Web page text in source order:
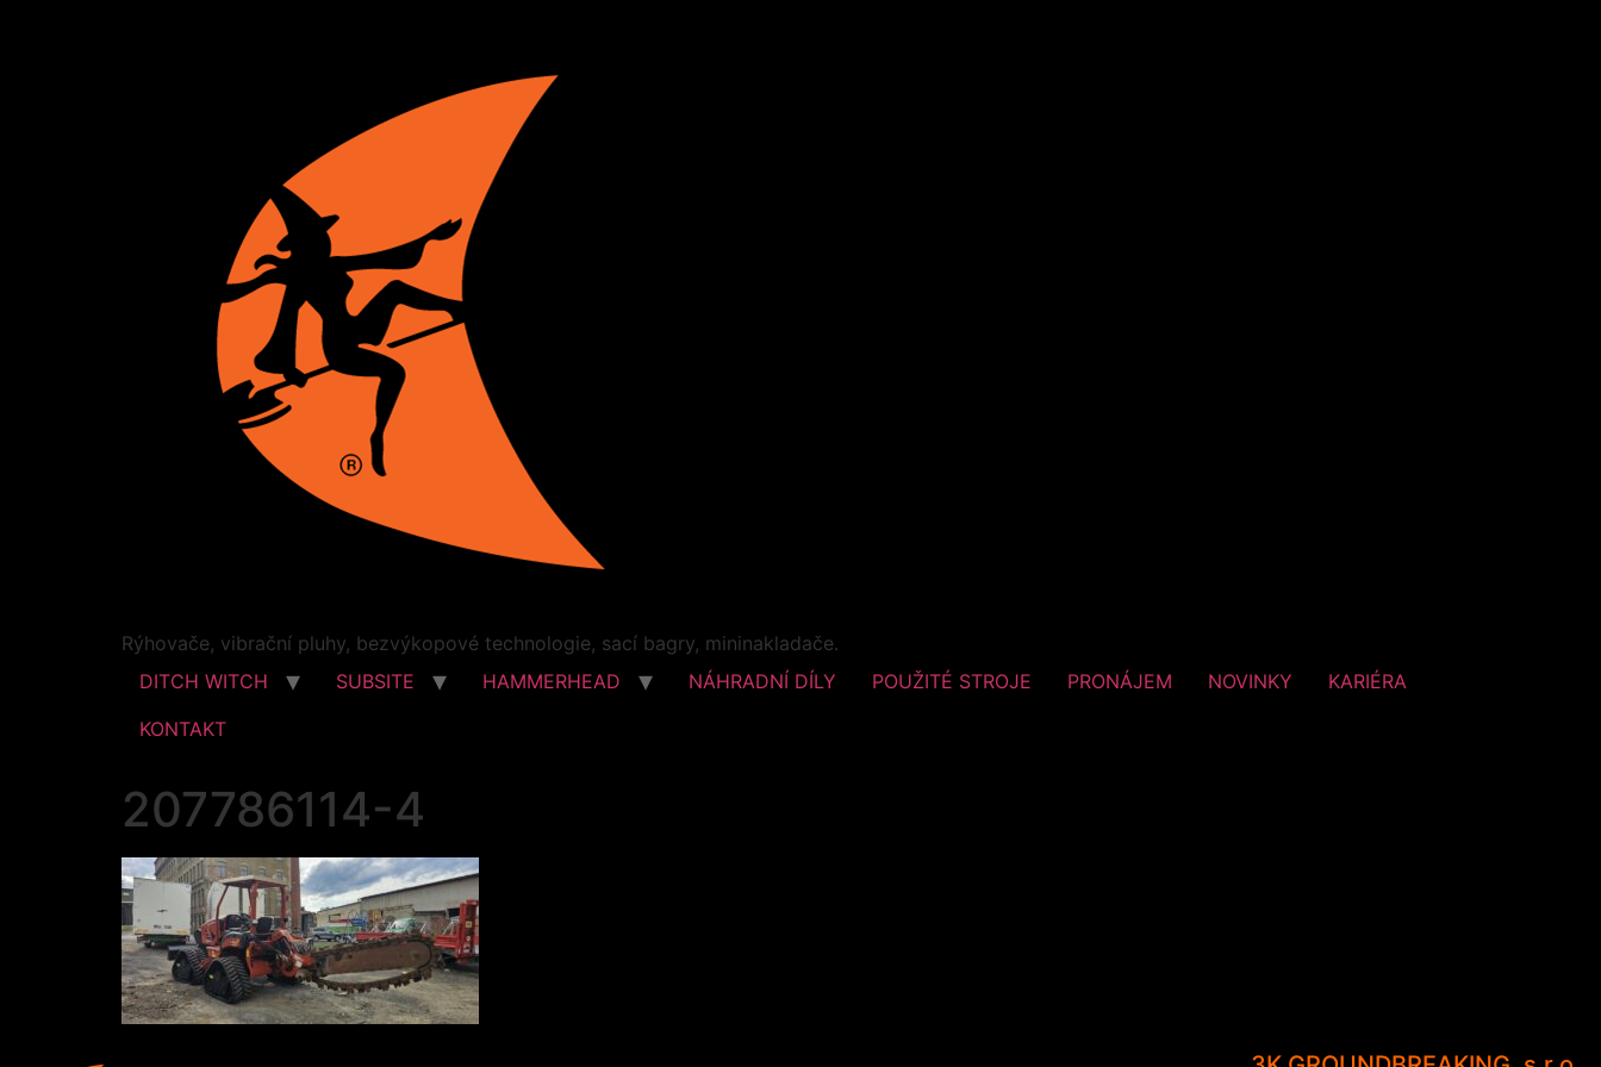
Rýhovače, vibrační pluhy, bezvýkopové technologie, sací bagry, mininakladače.
DITCH WITCH
SUBSITE HAMMERHEAD NÁHRADNÍ DÍLY POUŽITÉ STROJE PRONÁJEM NOVINKY
KARIÉRA
KONTAKT
207786114-4